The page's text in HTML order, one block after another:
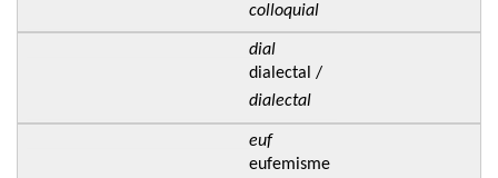
colloquial
dial
dialectal /
dialectal
euf
eufemisme